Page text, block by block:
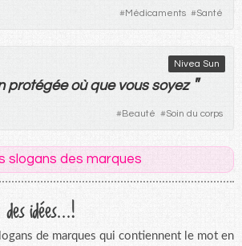
#Médicaments #Santé
Nivea Sun
protégée où que vous soyez "
#Beauté #Soin du corps
slogans des marques
des idées...!
de marques qui contiennent le mot en